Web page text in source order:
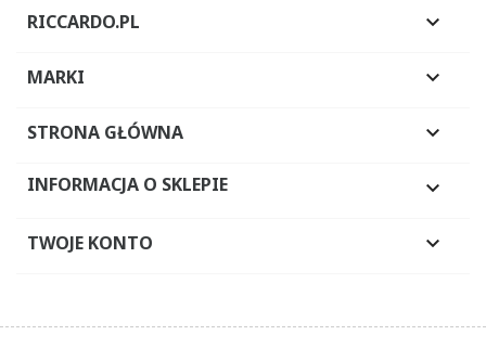
RICCARDO.PL 
MARKI 
STRONA GŁÓWNA 
INFORMACJA O SKLEPIE 
TWOJE KONTO 